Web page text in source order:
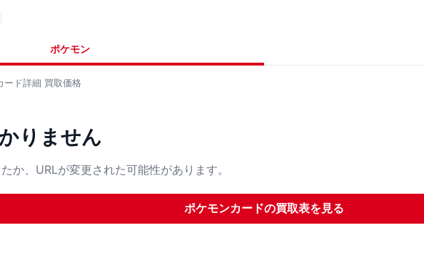
ポケモン
ード詳細 買取価格
りません
か、URLが変更された可能性があります。
ポケモンカードの買取表を見る